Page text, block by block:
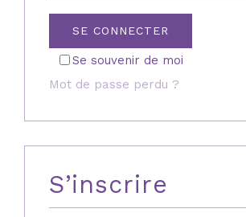
Se souvenir de moi
SE CONNECTER
Mot de passe perdu ?
S’inscrire